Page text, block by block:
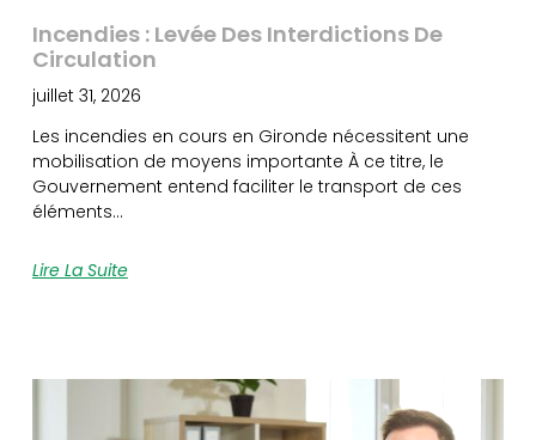
Incendies : Levée Des Interdictions De
Circulation
juillet 31, 2026
Les incendies en cours en Gironde nécessitent une
mobilisation de moyens importante À ce titre, le
Gouvernement entend faciliter le transport de ces
éléments…
Lire La Suite